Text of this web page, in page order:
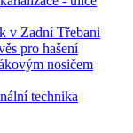
v Zadní Třebani
pro hašení
nosičem
technika